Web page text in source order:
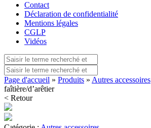
Contact
Déclaration de confidentialité
Mentions légales
CGLP
Vidéos
Page d'accueil » Produits » Autres accessoires
faîtière/d’arêtier
< Retour